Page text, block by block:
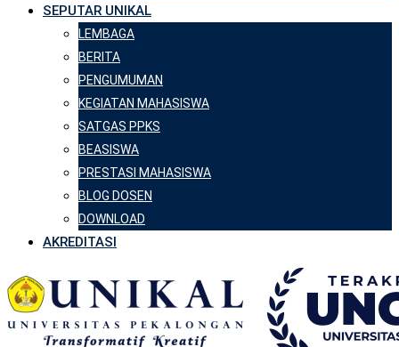
SEPUTAR UNIKAL
LEMBAGA
BERITA
PENGUMUMAN
KEGIATAN MAHASISWA
SATGAS PPKS
BEASISWA
PRESTASI MAHASISWA
BLOG DOSEN
DOWNLOAD
AKREDITASI